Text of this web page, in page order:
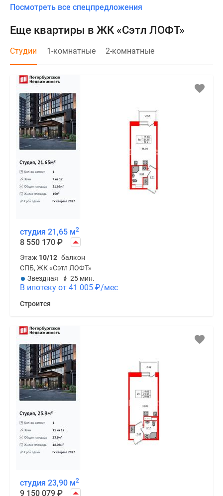
Посмотреть все спецпредложения
Еще квартиры в ЖК «Сэтл ЛОФТ»
Студии 1-комнатные 2-комнатные
студия 21,65 м2
8 550 170 ₽
Этаж 10/12 балкон
СПБ, ЖК «Сэтл ЛОФТ»
Звездная
25 мин.
В ипотеку от 41 005 ₽/мес
Строится
студия 23,90 м2
9 150 079 ₽